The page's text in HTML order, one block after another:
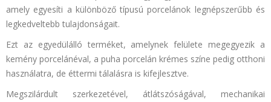
amely egyesíti a különböző típusú porcelánok legnépszerűbb és
legkedveltebb tulajdonságait.
Ezt az egyedülálló terméket, amelynek felülete megegyezik a
kemény porcelánéval, a puha porcelán krémes színe pedig otthoni
használatra, de éttermi tálalásra is kifejlesztve.
Megszilárdult szerkezetével, átlátszóságával, mechanikai